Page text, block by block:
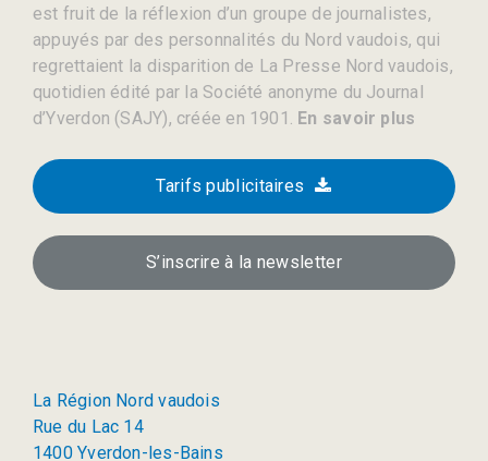
est fruit de la réflexion d’un groupe de journalistes,
appuyés par des personnalités du Nord vaudois, qui
regrettaient la disparition de La Presse Nord vaudois,
quotidien édité par la Société anonyme du Journal
d’Yverdon (SAJY), créée en 1901. En savoir plus
Tarifs publicitaires
S’inscrire à la newsletter
La Région Nord vaudois
Rue du Lac 14
1400 Yverdon-les-Bains